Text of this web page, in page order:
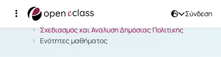
Σύνδεση
Αρχική Σελίδα
Σχεδιασμός και Ανάλυση Δημόσιας Πολιτικής
Ενότητες μαθήματος
Μάθημα : Σχεδιασμός και Ανάλυση